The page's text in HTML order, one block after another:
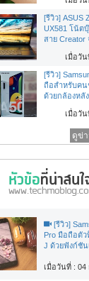
[รีวิว] ASUS
UX581 โน้ต
สาย Creator
เมื่อวั
[รีวิว]
ถือสำหรับค
ด้วยกล้องหลัง
เมื่อวั
ดูข่
[รีวิว]
Pro มือถือตั
J ด้วยฟังก์ชัน
เมื่อวันที่ : 04